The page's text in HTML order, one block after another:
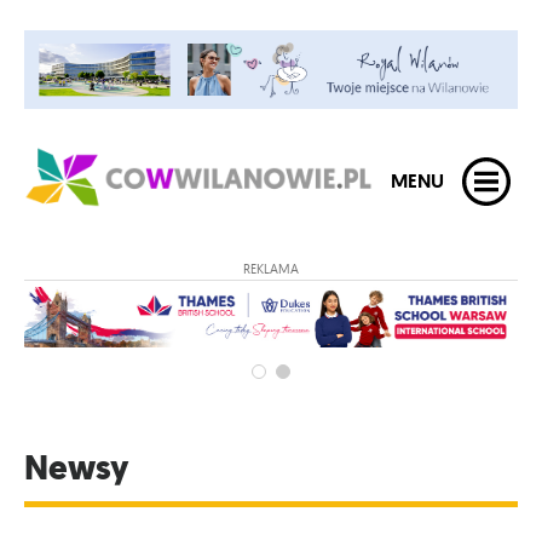
MENU
REKLAMA
Newsy